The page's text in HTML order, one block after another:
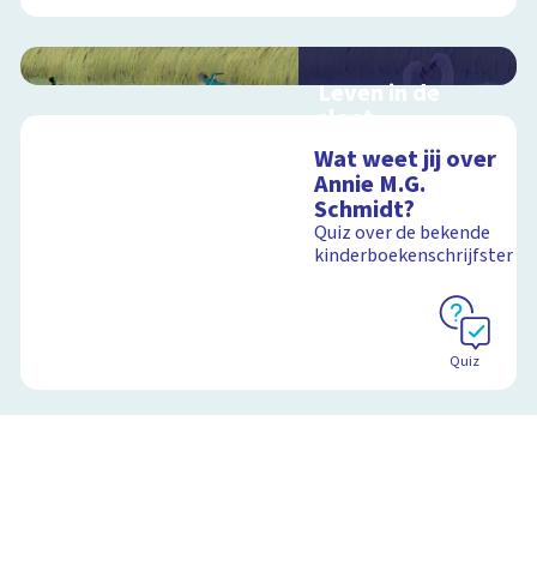
Leven in de
sloot
schoolplaat over het
slootleven
Wat weet jij over
Annie M.G.
Schmidt?
Quiz over de bekende
kinderboekenschrijfster
Quiz